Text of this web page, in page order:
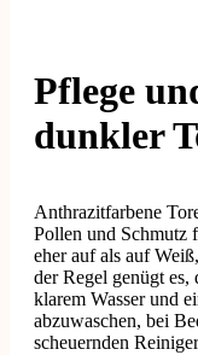
Pflege
dunkler
Anthrazitfarbene
Pollen und Schmutz
eher auf als auf
der Regel genügt
klarem Wasser und
abzuwaschen, bei
scheuernden